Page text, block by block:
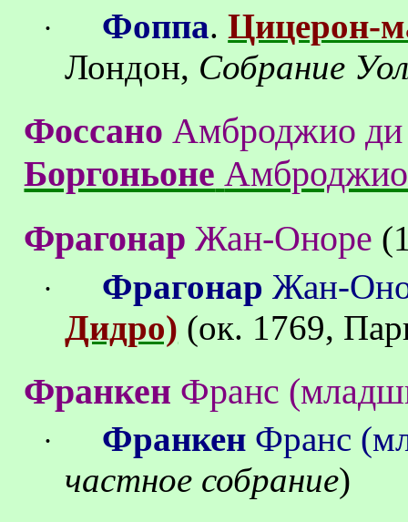
· Фоппа.Цицерон-
Лондон, Собрание Уо
Фоссано Амброджио ди
Боргоньоне Амброджио
Фрагонар Жан-Оноре
· Фрагонар Жан-
Дидро) (ок. 1769,
Франкен Франс (
· Франкен Франс
частное собрание)